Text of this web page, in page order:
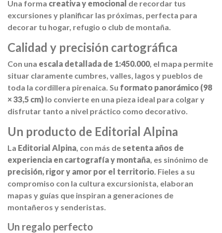
Una forma creativa y emocional de recordar tus
excursiones y planificar las próximas, perfecta para
decorar tu hogar, refugio o club de montaña.
Calidad y precisión cartográfica
Con una escala detallada de 1:450.000, el mapa permite
situar claramente cumbres, valles, lagos y pueblos de
toda la cordillera pirenaica. Su formato panorámico (98
× 33,5 cm) lo convierte en una pieza ideal para colgar y
disfrutar tanto a nivel práctico como decorativo.
Un producto de Editorial Alpina
La Editorial Alpina, con más de setenta años de
experiencia en cartografía y montaña, es sinónimo de
precisión, rigor y amor por el territorio. Fieles a su
compromiso con la cultura excursionista, elaboran
mapas y guías que inspiran a generaciones de
montañeros y senderistas.
Un regalo perfecto